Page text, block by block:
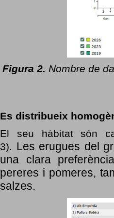
Figura 2. Nombre de
Es distribueix
El seu hàbitat són
3). Les erugues del
una clara
pereres i pomeres,
salzes.